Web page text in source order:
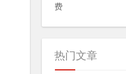
费
热门文章